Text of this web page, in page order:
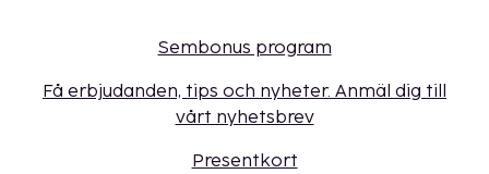
Sembonus program
Få erbjudanden, tips och nyheter. Anmäl dig till
vårt nyhetsbrev
Presentkort